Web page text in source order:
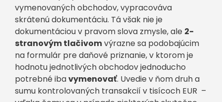
vymenovaných obchodov, vypracováva
skrátenú dokumentáciu. Tá však nie je
dokumentáciou v pravom slova zmysle, ale 2-
stranovým tlačivomvýrazne sa podobajúcim
na formulár pre daňové priznanie, v ktorom je
hodnotu jednotlivých obchodov jednoducho
potrebné ibavymenovať. Uvedie v ňom druh a
sumu kontrolovaných transakcií v tisícoch EUR –